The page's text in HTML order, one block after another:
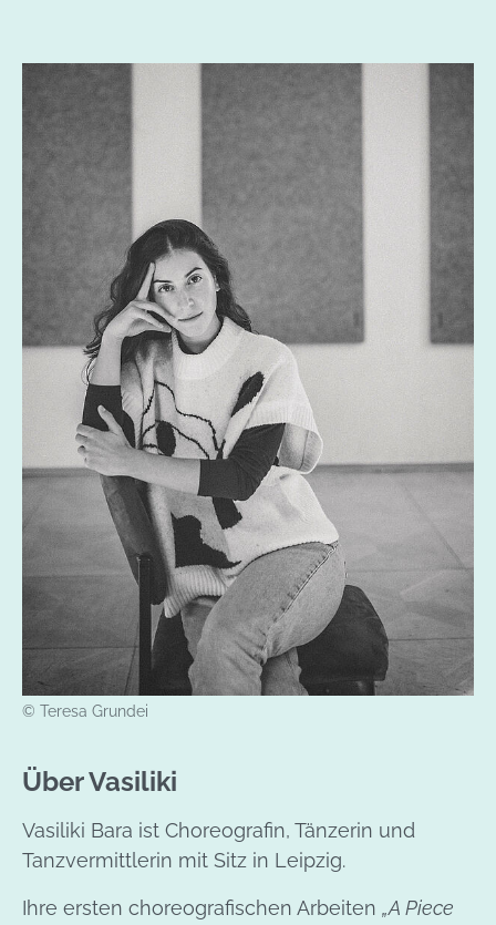
© Teresa Grundei
Über Vasiliki
Vasiliki Bara ist Choreografin, Tänzerin und
Tanzvermittlerin mit Sitz in Leipzig.
Ihre ersten choreografischen Arbeiten „A Piece